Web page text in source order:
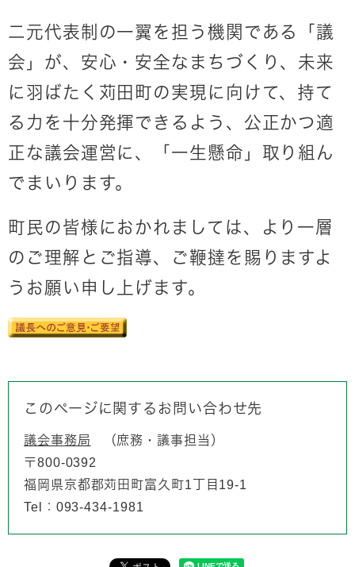
二元代表制の一翼を担う機関である「議
会」が、安心・安全なまちづくり、未来
に羽ばたく苅田町の実現に向けて、持て
る力を十分発揮できるよう、公正かつ適
正な議会運営に、「一生懸命」取り組ん
でまいります。
町民の皆様におかれましては、より一層
のご理解とご指導、ご鞭撻を賜りますよ
うお願い申し上げます。
このページに関するお問い合わせ先
議会事務局
庶務・議事担当
〒800-0392
福岡県京都郡苅田町富久町1丁目19-1
Tel：093-434-1981